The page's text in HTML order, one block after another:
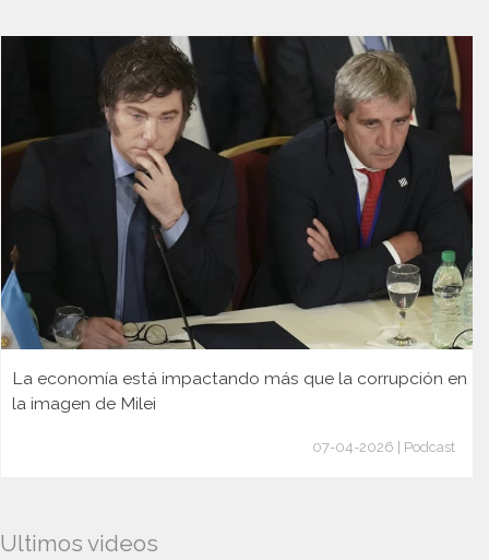
La economía está impactando más que la corrupción en
la imagen de Milei
07-04-2026 | Podcast
Ultimos videos